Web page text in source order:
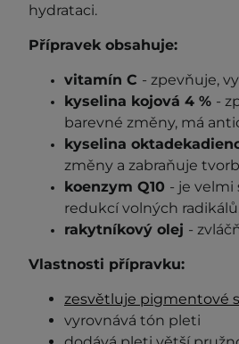
hydrataci.
Přípravek obsahuje:
vitamín C - zpevňuje,
kyselina kojová 4 % -
barevné změny, má
kyselina
změny a zabraňuje
koenzym Q10 - je
redukcí volných
rakytníkový olej -
Vlastnosti přípravku:
zesvětluje pigmentové
vyrovnává tón pleti